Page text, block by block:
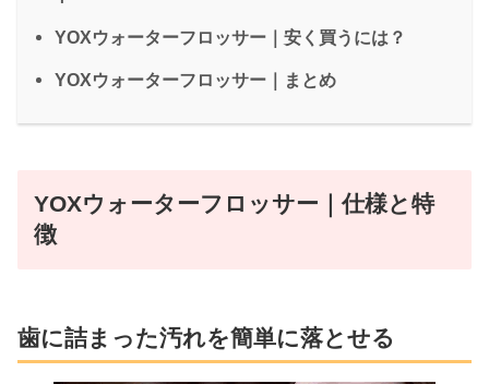
YOXウォーターフロッサー｜安く買うには？
YOXウォーターフロッサー｜まとめ
YOXウォーターフロッサー｜仕様と特
徴
歯に詰まった汚れを簡単に落とせる